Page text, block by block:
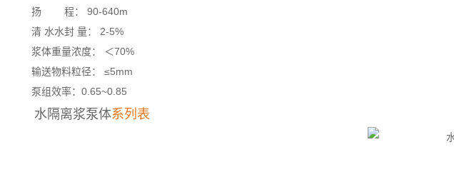
扬 程： 90-640m
清 水水封 量： 2-5%
浆体重量浓度： ＜70%
输送物料粒径： ≤5mm
泵组效率：0.65~0.85
水隔离浆泵体系列表